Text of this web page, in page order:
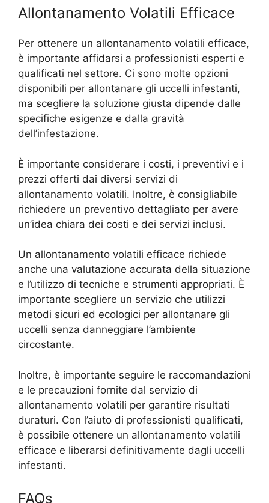
Allontanamento Volatili Efficace
Per ottenere un allontanamento volatili efficace,
è importante affidarsi a professionisti esperti e
qualificati nel settore. Ci sono molte opzioni
disponibili per allontanare gli uccelli infestanti,
ma scegliere la soluzione giusta dipende dalle
specifiche esigenze e dalla gravità
dell’infestazione.
È importante considerare i costi, i preventivi e i
prezzi offerti dai diversi servizi di
allontanamento volatili. Inoltre, è consigliabile
richiedere un preventivo dettagliato per avere
un’idea chiara dei costi e dei servizi inclusi.
Un allontanamento volatili efficace richiede
anche una valutazione accurata della situazione
e l’utilizzo di tecniche e strumenti appropriati. È
importante scegliere un servizio che utilizzi
metodi sicuri ed ecologici per allontanare gli
uccelli senza danneggiare l’ambiente
circostante.
Inoltre, è importante seguire le raccomandazioni
e le precauzioni fornite dal servizio di
allontanamento volatili per garantire risultati
duraturi. Con l’aiuto di professionisti qualificati,
è possibile ottenere un allontanamento volatili
efficace e liberarsi definitivamente dagli uccelli
infestanti.
FAQs